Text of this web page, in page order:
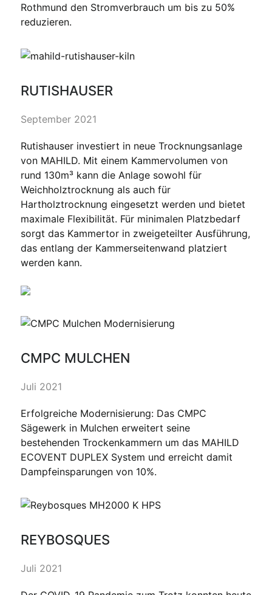
Rothmund den Stromverbrauch um bis zu 50%
reduzieren.
RUTISHAUSER
September 2021
Rutishauser investiert in neue Trocknungsanlage
von MAHILD. Mit einem Kammervolumen von
rund 130m³ kann die Anlage sowohl für
Weichholztrocknung als auch für
Hartholztrocknung eingesetzt werden und bietet
maximale Flexibilität. Für minimalen Platzbedarf
sorgt das Kammertor in zweigeteilter Ausführung,
das entlang der Kammerseitenwand platziert
werden kann.
CMPC MULCHEN
Juli 2021
Erfolgreiche Modernisierung: Das CMPC
Sägewerk in Mulchen erweitert seine
bestehenden Trockenkammern um das MAHILD
ECOVENT DUPLEX System und erreicht damit
Dampfeinsparungen von 10%.
REYBOSQUES
Juli 2021